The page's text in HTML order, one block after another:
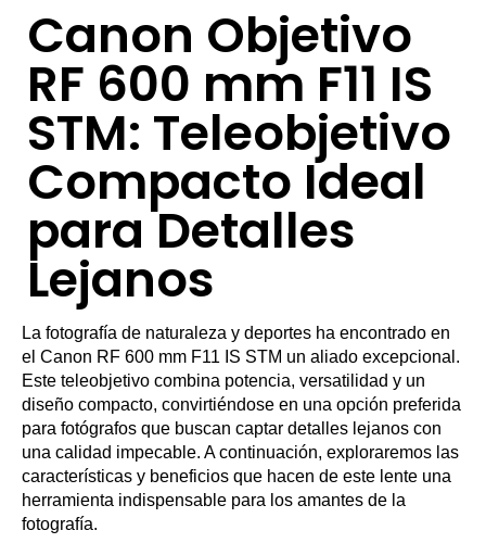
Canon Objetivo
RF 600 mm F11 IS
STM: Teleobjetivo
Compacto Ideal
para Detalles
Lejanos
La fotografía de naturaleza y deportes ha encontrado en
el Canon RF 600 mm F11 IS STM un aliado excepcional.
Este teleobjetivo combina potencia, versatilidad y un
diseño compacto, convirtiéndose en una opción preferida
para fotógrafos que buscan captar detalles lejanos con
una calidad impecable. A continuación, exploraremos las
características y beneficios que hacen de este lente una
herramienta indispensable para los amantes de la
fotografía.